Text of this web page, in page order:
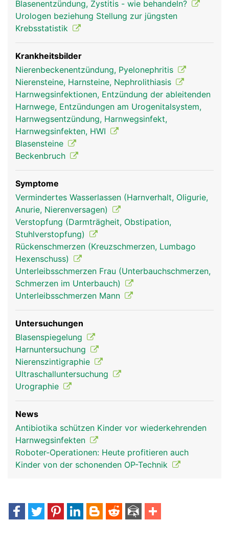
dass sie wie ein Ventil funktioniert, damit der Urin
nicht in Richtung Nieren zurückfliessen kann.
Blasenentzündung, Zystitis - wie behandeln?
Urologen beziehung Stellung zur jüngsten
Krebsstatistik
Krankheitsbilder
Nierenbeckenentzündung, Pyelonephritis
Nierensteine, Harnsteine, Nephrolithiasis
Harnwegsinfektionen, Entzündung der ableitenden
Harnwege, Entzündungen am Urogenitalsystem,
Harnwegsentzündung, Harnwegsinfekt,
Harnwegsinfekten, HWI
Blasensteine
Beckenbruch
Symptome
Vermindertes Wasserlassen (Harnverhalt, Oligurie,
Anurie, Nierenversagen)
Verstopfung (Darmträgheit, Obstipation,
Stuhlverstopfung)
Rückenschmerzen (Kreuzschmerzen, Lumbago
Hexenschuss)
Unterleibsschmerzen Frau (Unterbauchschmerzen,
Schmerzen im Unterbauch)
Unterleibsschmerzen Mann
Untersuchungen
Blasenspiegelung
Harnuntersuchung
Nierenszintigraphie
Ultraschalluntersuchung
Urographie
News
Antibiotika schützen Kinder vor wiederkehrenden
Harnwegsinfekten
Roboter-Operationen: Heute profitieren auch
Kinder von der schonenden OP-Technik